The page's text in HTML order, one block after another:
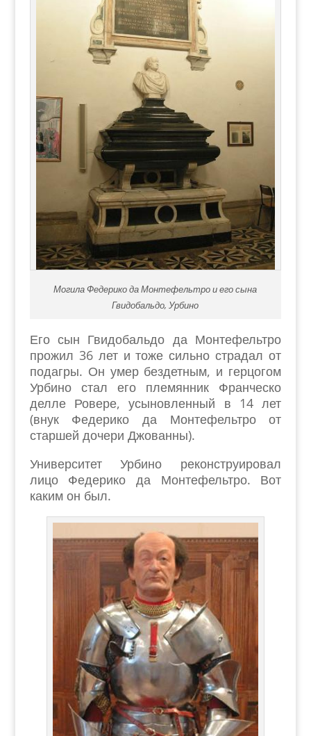
Могила Федерико да Монтефельтро и его сына
Гвидобальдо, Урбино
Его сын Гвидобальдо да Монтефельтро
прожил 36 лет и тоже сильно страдал от
подагры. Он умер бездетным, и герцогом
Урбино стал его племянник Франческо
делле Ровере, усыновленный в 14 лет
(внук Федерико да Монтефельтро от
старшей дочери Джованны).
Университет Урбино реконструировал
лицо Федерико да Монтефельтро. Вот
каким он был.